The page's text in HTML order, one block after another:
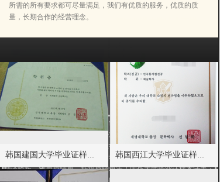
深圳国外文凭服务网：为您提供国外大学毕业证样本和国外大学
学位证图片，本站服务范围：国外大学毕业证、国外大学成绩单，国
外大学学士毕业证成绩单，国外大学硕士毕业证成绩单、国外大学博
士毕业证成绩单遗失补办、海外大学毕业证成绩单、国外大学毕业证
翻译模板、雅思成绩单、托福成绩单等！国外大学毕业证样本涵盖：
信守承诺 客户保密
诚信交易 质量保障
所需的所有要求都可尽量满足，我们有优质的服务，优质的质
量，长期合作的经营理念。
海外学历认证热潮下的教育行业新思考
留学文凭认证新趋势：韩国高校学历信息核验指南
本文聚焦韩国中央大学与高丽大学学位认证的最新动态，深入解析国外毕业证书防...
韩国留学新趋势与学历认证实务指南
本文聚焦韩国留学最新趋势与学历认证实务，深入解析毕业证书、学位证书及成绩...
韩国留学新风向：从学历认证到数字化服务，理性选择与未来趋势
本文聚焦韩国大学留学的最新趋势，特别是韩国朝鲜大学的学历认证与数字化证书...
韩国崇实大学毕业证样...
韩国建国大学毕业证样... 韩国西江大学毕业证样...